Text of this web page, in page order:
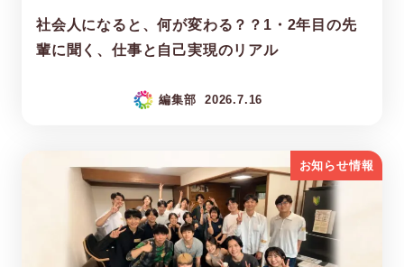
社会人になると、何が変わる？？1・2年目の先
輩に聞く、仕事と自己実現のリアル
編集部 2026.7.16
お知らせ情報